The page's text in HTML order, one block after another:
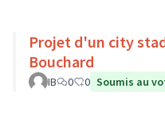
Projet d'un city
Bouchard
IB 0 0 Soumis au